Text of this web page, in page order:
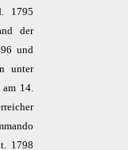
1795
der
und
unter
14.
1798